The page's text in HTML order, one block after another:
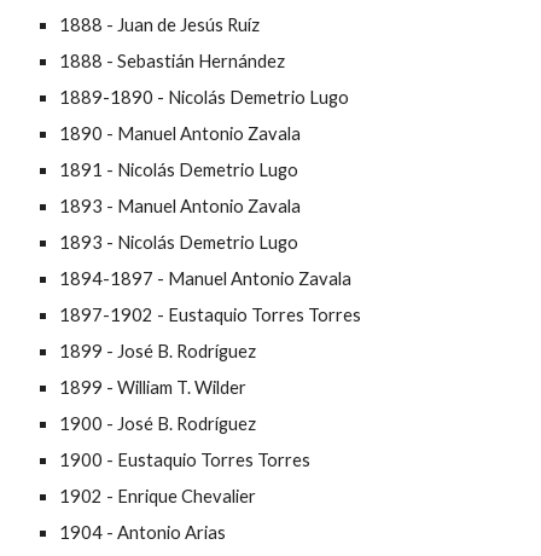
1888 - Juan de Jesús Ruíz
1888 - Sebastián Hernández
1889-1890 - Nicolás Demetrio Lugo
1890 - Manuel Antonio Zavala
1891 - Nicolás Demetrio Lugo
1893 - Manuel Antonio Zavala
1893 - Nicolás Demetrio Lugo
1894-1897 - Manuel Antonio Zavala
1897-1902 - Eustaquio Torres Torres
1899 - José B. Rodríguez
1899 - William T. Wilder
1900 - José B. Rodríguez
1900 - Eustaquio Torres Torres
1902 - Enrique Chevalier
1904 - Antonio Arias